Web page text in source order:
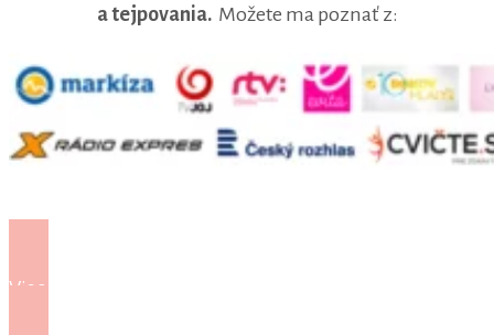
a tejpovania.Možete ma poznať z:
Viac o mne